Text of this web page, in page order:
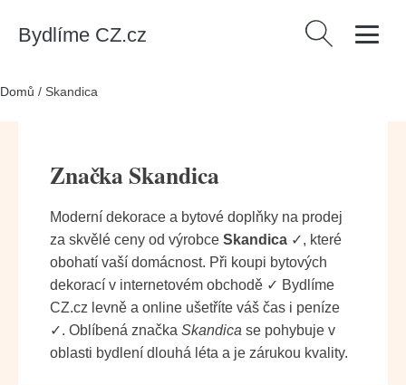
Bydlíme CZ.cz Vyhledávání
Domů / Skandica
Značka Skandica
Moderní dekorace a bytové doplňky na prodej
za skvělé ceny od výrobce Skandica ✓, které
obohatí vaší domácnost. Při koupi bytových
dekorací v internetovém obchodě ✓ Bydlíme
CZ.cz levně a online ušetříte váš čas i peníze
✓. Oblíbená značka Skandica se pohybuje v
oblasti bydlení dlouhá léta a je zárukou kvality.